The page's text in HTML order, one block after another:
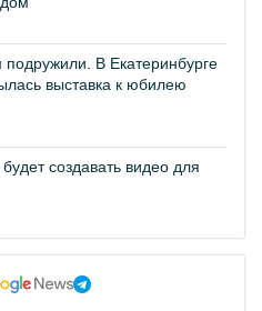
В Екатеринбурге
выставка к юбилею
создавать видео для